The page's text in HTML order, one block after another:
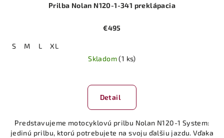
Prilba Nolan N120-1-341 preklápacia
€495
S M L
XL
Skladom(1 ks)
Detail
Predstavujeme motocyklovú prilbu Nolan N120-1 System:
jedinú prilbu, ktorú potrebujete na svoju ďalšiu jazdu. Vďaka